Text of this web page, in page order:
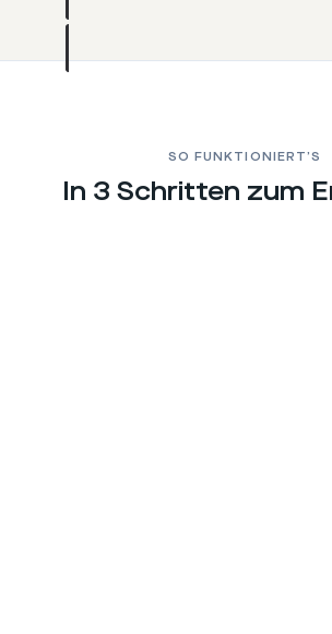
SO FUNKTIONIERT’S
In 3 Schritten zum